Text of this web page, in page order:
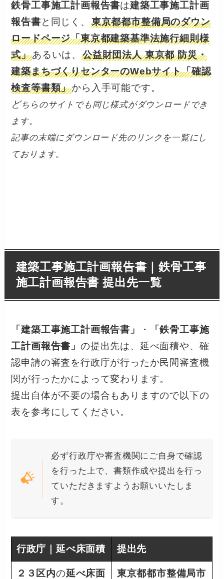
鉄骨工事施工計画報告書は建築工事施工計画
報告書と同じく、 東京都都市整備局のダウン
ロードページ「東京都建築基準法施行細則様
式」あるいは、公益財団法人 東京都 防災・
建築まちづくりセンターのWebサイト「確認
検査等書類」から入手可能です。
どちらのサイトでも同じ様式がダウンロードでき
ます。
記事の末端にダウンロード先のリンクを一覧にし
ております。
建築工事施工計画報告書｜鉄骨工事
施工計画報告書 提出先一覧
「建築工事施工計画報告書」 ・
「鉄骨工事施
工計画報告書」の提出先は、延べ面積や、確
認申請の審査を行政庁が行ったか民間審査機
関が行ったかによって変わります。
提出自体が不要の場合もありますので以下の
表を参考にしてください。
必ず行政庁や審査機関にご自身で確認
を行った上で、書類作成や提出を行っ
ていただきますようお願いいたしま
す。
行政庁｜延べ床面積 提出先
２３区内の延べ床面
東京都都市整備局市